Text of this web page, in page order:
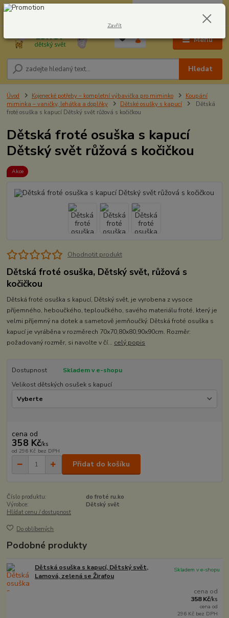
Menu
Hledat
604278943 0,00 Kč
Úvod Kojenecké potřeby – kompletní výbavička pro miminko
Koupání
miminka – vaničky, lehátka a doplňky
Dětské osušky s kapucí
Dětská
froté osuška s kapucí Dětský svět růžová s kočičkou
Dětská froté osuška s kapucí
Dětský svět růžová s kočičkou
Akce
Ohodnotit produkt
Dětská froté osuška, Dětský svět, růžová s
kočičkou
Dětská froté osuška s kapucí, Dětský svět, je vyrobena z vysoce
příjemného, heboučkého, teploučkého, savého materiálu froté, který je
velmi příjemný na dotek a sametově jemňoučký. Dětská froté osuška s
kapucí je vyráběna v rozměrech 70x70,80x80,90x90cm. Rozměr:
požadovaný rozměr, si navolte v čí... celý popis
Dostupnost
Skladem v e-shopu
Velikost dětských osušek s kapucí
cena od
358 Kč/ks
od 296 Kč bez DPH
Přidat do košíku
Číslo produktu:
do froté ru.ko
Výrobce:
Dětský svět
Hlídat cenu / dostupnost
Do oblíbených
Podobné produkty
Dětská osuška s kapucí, Dětský svět,
Lamová, zelená se Žirafou
cena od
358 Kč/ks
cena od
296 Kč bez DPH
Skladem v e-shopu
Zavřít